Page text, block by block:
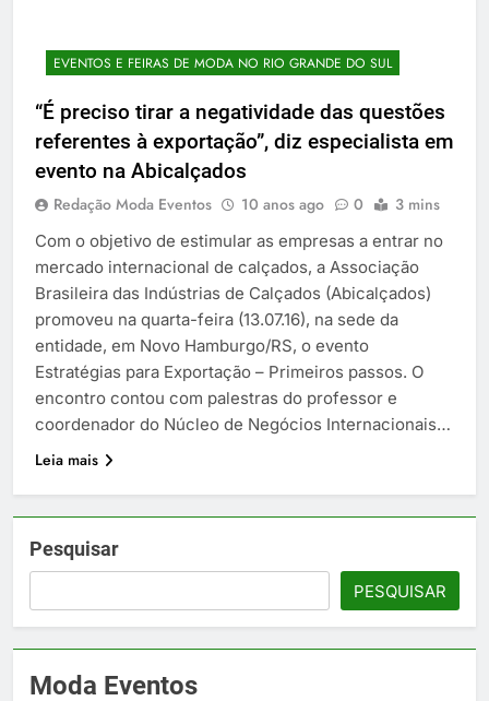
EVENTOS E FEIRAS DE MODA NO RIO GRANDE DO SUL
“É preciso tirar a negatividade das questões
referentes à exportação”, diz especialista em
evento na Abicalçados
Redação Moda Eventos 10 anos ago 0 3 mins
Com o objetivo de estimular as empresas a entrar no
mercado internacional de calçados, a Associação
Brasileira das Indústrias de Calçados (Abicalçados)
promoveu na quarta-feira (13.07.16), na sede da
entidade, em Novo Hamburgo/RS, o evento
Estratégias para Exportação – Primeiros passos. O
encontro contou com palestras do professor e
coordenador do Núcleo de Negócios Internacionais…
Leia mais
Pesquisar
PESQUISAR
Moda Eventos